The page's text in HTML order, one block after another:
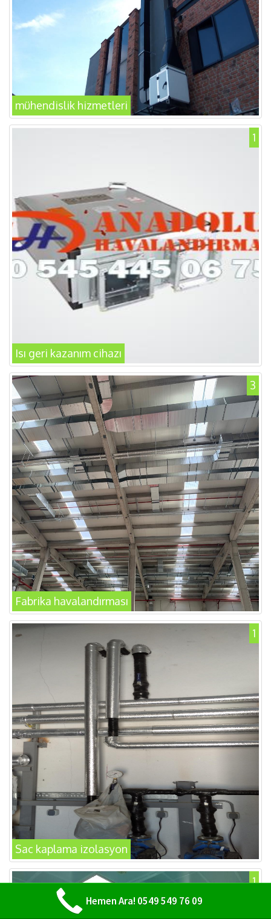
mühendislik hizmetleri
1
Isı geri kazanım cihazı
3
Fabrika havalandırması
1
Sac kaplama izolasyon
1
Hemen Ara! 0549 549 76 09